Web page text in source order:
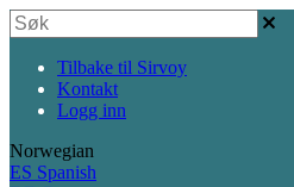
Tilbake til Sirvoy
Kontakt
Logg inn
Norwegian
ES Spanish